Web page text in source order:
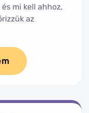
mi kell ahhoz,
az